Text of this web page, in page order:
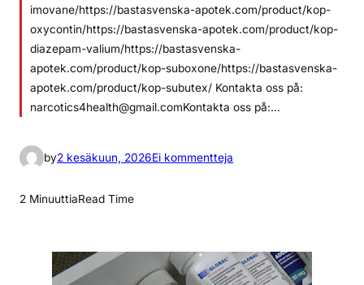
imovane/https://bastasvenska-apotek.com/product/kop-
oxycontin/https://bastasvenska-apotek.com/product/kop-
diazepam-valium/https://bastasvenska-
apotek.com/product/kop-suboxone/https://bastasvenska-
apotek.com/product/kop-subutex/ Kontakta oss på:
narcotics4health@gmail.comKontakta oss på:…
by2 kesäkuun, 2026Ei kommentteja
k
e
2 MinuuttiaRead Time